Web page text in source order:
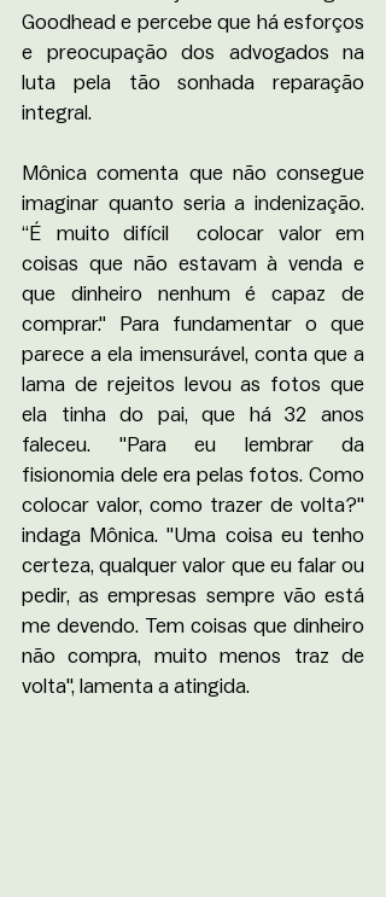
Goodhead e percebe que há esforços
e preocupação dos advogados na
luta pela tão sonhada reparação
integral.
Mônica comenta que não consegue
imaginar quanto seria a indenização.
“É muito difícil  colocar valor em
coisas que não estavam à venda e
que dinheiro nenhum é capaz de
comprar." Para fundamentar o que
parece a ela imensurável, conta que a
lama de rejeitos levou as fotos que
ela tinha do pai, que há 32 anos
faleceu. "Para eu lembrar da
fisionomia dele era pelas fotos. Como
colocar valor, como trazer de volta?"
indaga Mônica. "Uma coisa eu tenho
certeza, qualquer valor que eu falar ou
pedir, as empresas sempre vão está
me devendo. Tem coisas que dinheiro
não compra, muito menos traz de
volta", lamenta a atingida.